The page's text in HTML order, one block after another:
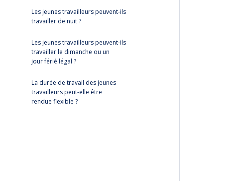
Les jeunes travailleurs peuvent-ils
travailler de nuit ?
Les jeunes travailleurs peuvent-ils
travailler le dimanche ou un
jour férié légal ?
La durée de travail des jeunes
travailleurs peut-elle être
rendue flexible ?